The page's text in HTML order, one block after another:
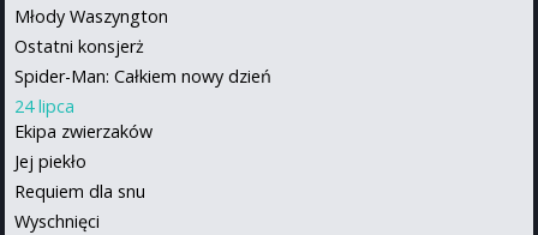
Młody Waszyngton
Ostatni konsjerż
Spider-Man: Całkiem nowy dzień
24 lipca
Ekipa zwierzaków
Jej piekło
Requiem dla snu
Wyschnięci